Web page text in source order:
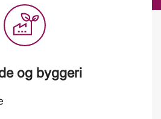
og byggeri